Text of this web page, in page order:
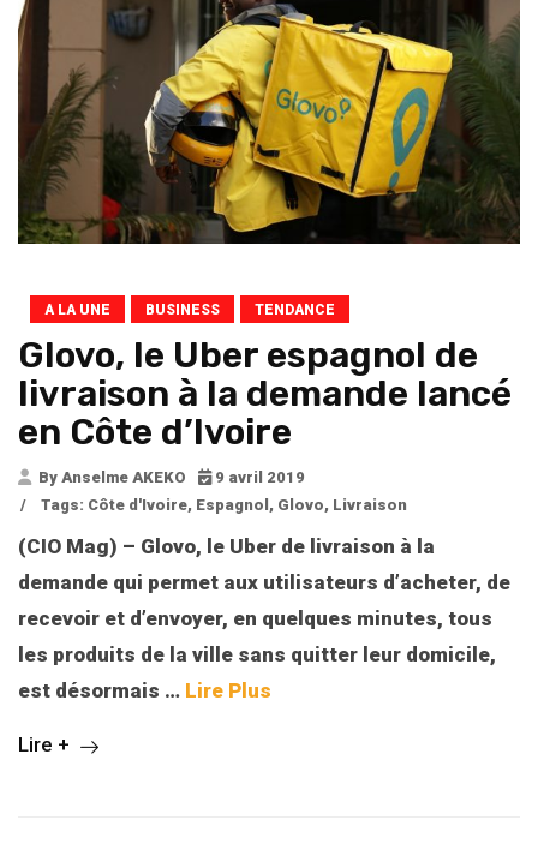
A LA UNE BUSINESS TENDANCE
Glovo, le Uber espagnol de
livraison à la demande lancé
en Côte d’Ivoire
By Anselme AKEKO
9 avril 2019
/
Tags: Côte d'Ivoire, Espagnol , Glovo, Livraison
(CIO Mag) – Glovo, le Uber de livraison à la
demande qui permet aux utilisateurs d’acheter, de
recevoir et d’envoyer, en quelques minutes, tous
les produits de la ville sans quitter leur domicile,
est désormais … Lire Plus
Lire +